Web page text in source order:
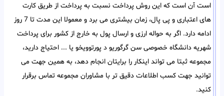
است آن است که این روش پرداخت نسبت به پرداخت از طریق کارت
های اعتباری و پی پال، زمان بیشتری می برد و معمولا این مدت تا 7 روز
ادامه دارد. اگر به حواله ارزی و ارسال پول به خارج از کشور برای پرداخت
شهریه دانشگاه خصوصی سن گرگوریو د پورتوویخو یا ... احتیاج دارید،
مجموعه ثبتا می تواند اینکار را برایتان انجام دهد، به همین جهت می
توانید جهت کسب اطلاعات دقیق تر با مشاوران مجموعه تماس برقرار
کنید.